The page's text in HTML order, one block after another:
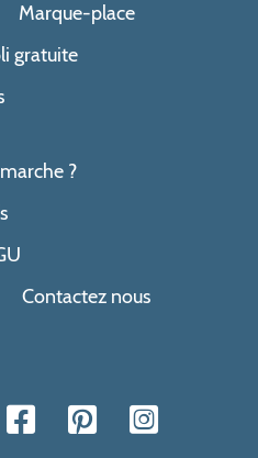
Marque-place
gratuite
?
Contactez nous